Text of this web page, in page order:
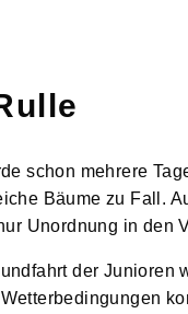
schon mehrere
Bäume zu Fall.
Unordnung in den
der